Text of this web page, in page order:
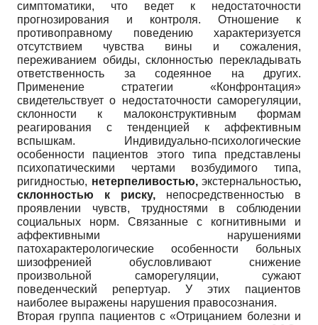
симптоматики, что ведет к недостаточности
прогнозирования и контроля. Отношение к
противоправному поведению характеризуется
отсутствием чувства вины и сожаления,
переживанием обиды, склонностью перекладывать
ответственность за содеянное на других.
Применение стратегии «Конфронтация»
свидетельствует о недостаточности саморегуляции,
склонности к малоконструктивным формам
реагирования с тенденцией к аффективным
вспышкам. Индивидуально-психологические
особенности пациентов этого типа представлены
психопатическими чертами возбудимого типа,
ригидностью, нетерпеливостью, экстернальностью,
склонностью к риску, непосредственностью в
проявлении чувств, трудностями в соблюдении
социальных норм. Связанные с когнитивными и
аффективными нарушениями
патохарактерологические особенности больных
шизофренией обусловливают снижение
произвольной саморегуляции, сужают
поведенческий репертуар. У этих пациентов
наиболее выражены нарушения правосознания.
Вторая группа пациентов с «Отрицанием болезни и